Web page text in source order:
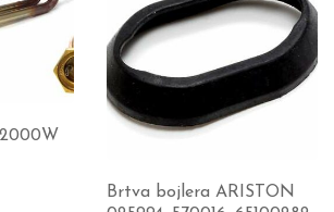
Brtva bojlera ARISTON